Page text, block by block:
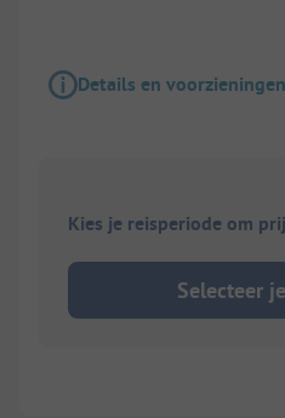
Details en voorzieningen
Kies je reisperiode om
Selecteer